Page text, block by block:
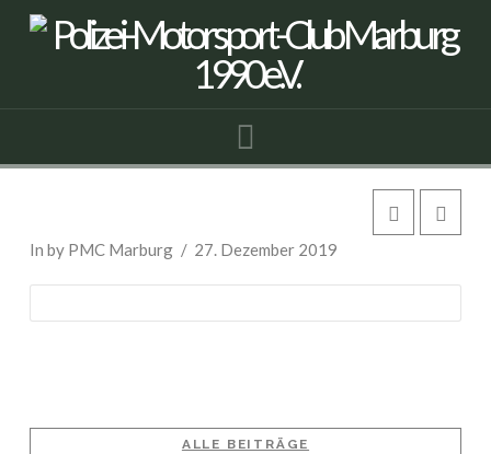
In by PMC Marburg 27. Dezember 2019
ALLE BEITRÄGE